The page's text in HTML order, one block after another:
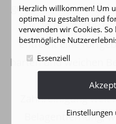
gewissenhafteste
aus. In der
entfernt eine
harten und weichen
Damit leistet
Zahnreinigung weit
Belagentfernung,
Herzlich willkommen! Um
optimal zu gestalten und
verwenden wir Cookies.
bestmögliche
Essenziell